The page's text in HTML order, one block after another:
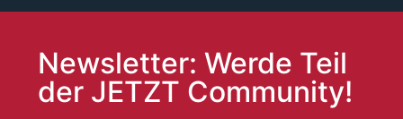
Newsletter: Werde Teil
der JETZT Community!